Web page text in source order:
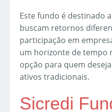
Este fundo é destinado
buscam retornos
participação em
um horizonte de tempo
opção para quem
ativos tradicionais.
Sicredi